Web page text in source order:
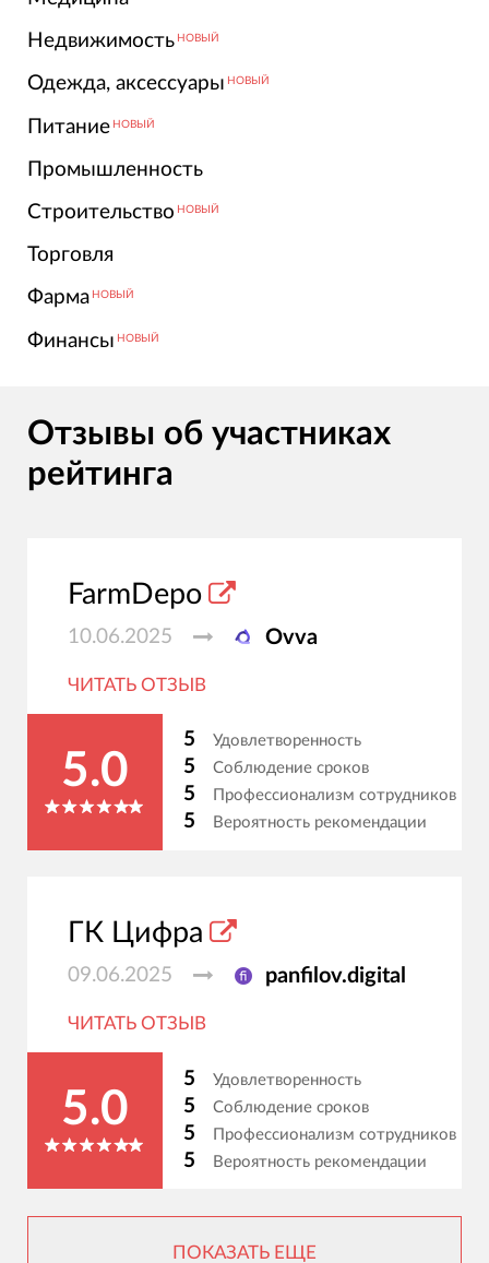
Недвижимость НОВЫЙ
Одежда, аксессуары НОВЫЙ
Питание НОВЫЙ
Промышленность
Строительство НОВЫЙ
Торговля
Фарма НОВЫЙ
Финансы НОВЫЙ
Отзывы об участниках
рейтинга
FarmDepo
10.06.2025 Ovva
ЧИТАТЬ ОТЗЫВ
5.0
5 Удовлетворенность
5 Соблюдение сроков
5 Профессионализм сотрудников
5 Вероятность рекомендации
ГК Цифра
09.06.2025 panfilov.digital
ЧИТАТЬ ОТЗЫВ
5.0
5 Удовлетворенность
5 Соблюдение сроков
5 Профессионализм сотрудников
5 Вероятность рекомендации
ПОКАЗАТЬ ЕЩЕ